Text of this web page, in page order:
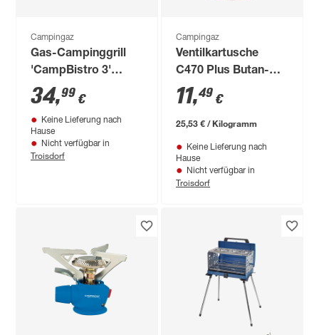
Campingaz
Gas-Campinggrill
'CampBistro 3'
schwarz 2200 W
34,99 €
Keine Lieferung nach
Hause
Nicht verfügbar in
Troisdorf
Campingaz
Ventilkartusche
C470 Plus Butan-
Propan-Gasgemisch
450 g
11,49 €
25,53 € / Kilogramm
Keine Lieferung nach
Hause
Nicht verfügbar in
Troisdorf